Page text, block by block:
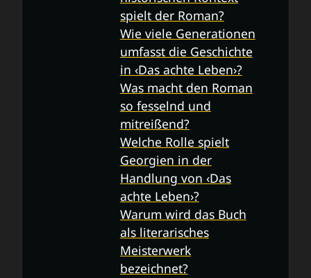
spielt der Roman?
Wie viele Generationen
umfasst die Geschichte
in ‹Das achte Leben›?
Was macht den Roman
so fesselnd und
mitreißend?
Welche Rolle spielt
Georgien in der
Handlung von ‹Das
achte Leben›?
Warum wird das Buch
als literarisches
Meisterwerk
bezeichnet?